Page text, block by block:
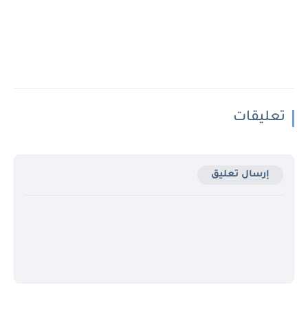
تعليقات
إرسال تعليق